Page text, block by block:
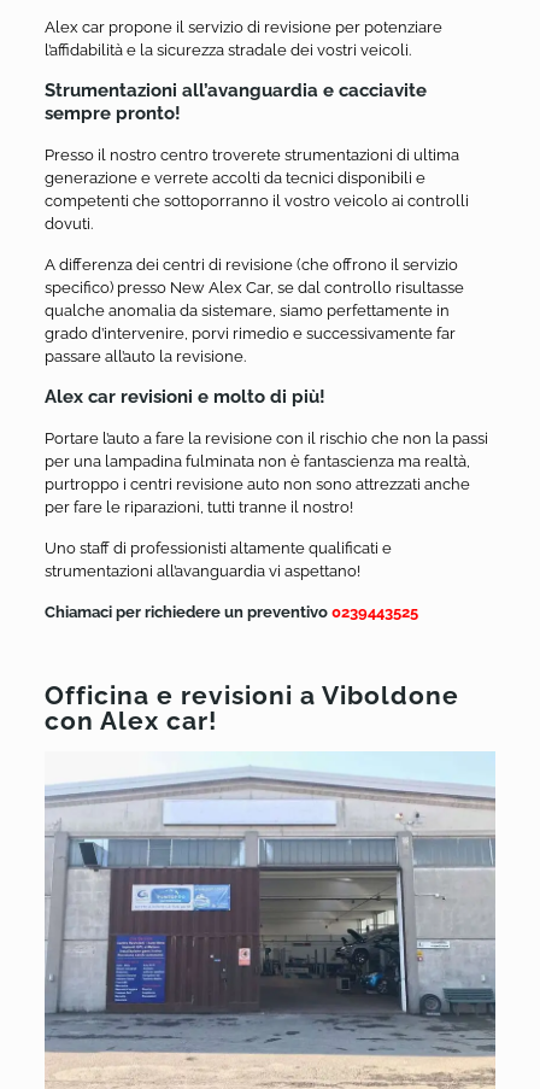
Alex car propone il servizio di revisione per potenziare
l’affidabilità e la sicurezza stradale dei vostri veicoli.
Strumentazioni all’avanguardia e cacciavite
sempre pronto!
Presso il nostro centro troverete strumentazioni di ultima
generazione e verrete accolti da tecnici disponibili e
competenti che sottoporranno il vostro veicolo ai controlli
dovuti.
A differenza dei centri di revisione (che offrono il servizio
specifico) presso New Alex Car, se dal controllo risultasse
qualche anomalia da sistemare, siamo perfettamente in
grado d’intervenire, porvi rimedio e successivamente far
passare all’auto la revisione.
Alex car revisioni e molto di più!
Portare l’auto a fare la revisione con il rischio che non la passi
per una lampadina fulminata non è fantascienza ma realtà,
purtroppo i centri revisione auto non sono attrezzati anche
per fare le riparazioni, tutti tranne il nostro!
Uno staff di professionisti altamente qualificati e
strumentazioni all’avanguardia vi aspettano!
Chiamaci per richiedere un preventivo 0239443525
Officina e revisioni a Viboldone
con Alex car!